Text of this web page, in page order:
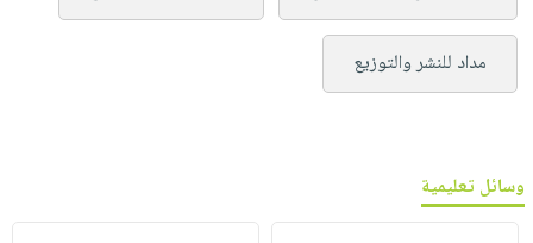
مداد للنشر والتوزيع
وسائل تعليمية